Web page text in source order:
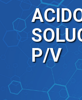
P/V